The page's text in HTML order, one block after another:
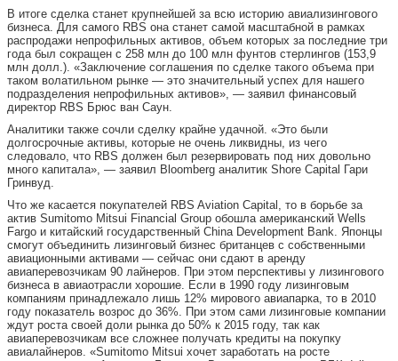
В итоге сделка станет крупнейшей за всю историю авиализингового
бизнеса. Для самого RBS она станет самой масштабной в рамках
распродажи непрофильных активов, объем которых за последние три
года был сокращен с 258 млн до 100 млн фунтов стерлингов (153,9
млн долл.). «Заключение соглашения по сделке такого объема при
таком волатильном рынке — это значительный успех для нашего
подразделения непрофильных активов», — заявил финансовый
директор RBS Брюс ван Саун.
Аналитики также сочли сделку крайне удачной. «Это были
долгосрочные активы, которые не очень ликвидны, из чего
следовало, что RBS должен был резервировать под них довольно
много капитала», — заявил Bloomberg аналитик Shore Capital Гари
Гринвуд.
Что же касается покупателей RBS Aviation Capital, то в борьбе за
актив Sumitomo Mitsui Financial Group обошла американский Wells
Fargo и китайский государственный China Development Bank. Японцы
смогут объединить лизинговый бизнес британцев с собственными
авиационными активами — сейчас они сдают в аренду
авиаперевозчикам 90 лайнеров. При этом перспективы у лизингового
бизнеса в авиаотрасли хорошие. Если в 1990 году лизинговым
компаниям принадлежало лишь 12% мирового авиапарка, то в 2010
году показатель возрос до 36%. При этом сами лизинговые компании
ждут роста своей доли рынка до 50% к 2015 году, так как
авиаперевозчикам все сложнее получать кредиты на покупку
авиалайнеров. «Sumitomo Mitsui хочет заработать на росте